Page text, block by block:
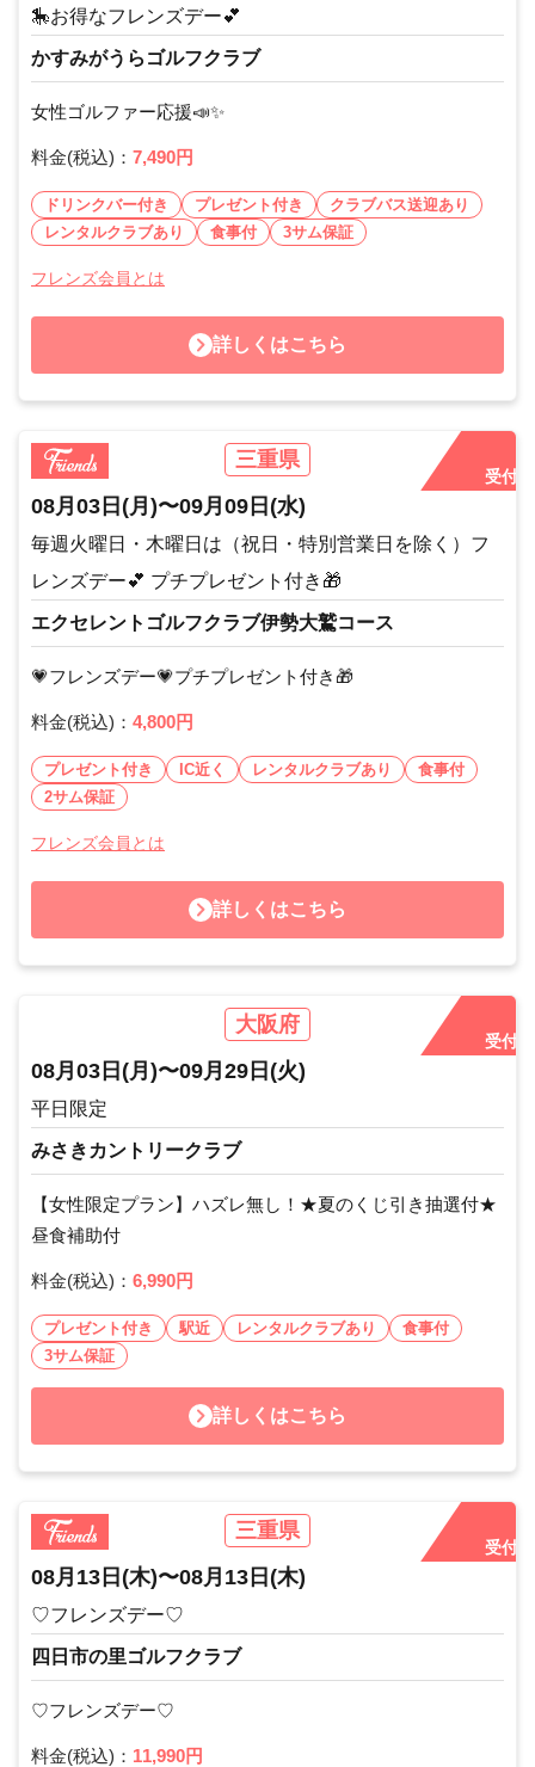
🎠お得なフレンズデー💕
かすみがうらゴルフクラブ
女性ゴルファー応援📣✨
料金(税込)： 7,490円
ドリンクバー付き プレゼント付き
クラブバス送迎あり
レンタルクラブあり
食事付 3サム保証
フレンズ会員とは
詳しくはこちら
三重県
受付中
08月03日 (月)〜09月09日 (水)
毎週火曜日・木曜日は（祝日・特別営業日を除く）フ
レンズデー💕 プチプレゼント付き🎁
エクセレントゴルフクラブ伊勢大鷲コース
💗フレンズデー💗プチプレゼント付き🎁
料金(税込)： 4,800円
プレゼント付き IC近く レンタルクラブあり
食事付
2サム保証
フレンズ会員とは
詳しくはこちら
大阪府
受付中
08月03日 (月)〜09月29日 (火)
平日限定
みさきカントリークラブ
【女性限定プラン】ハズレ無し！★夏のくじ引き抽選付★
昼食補助付
料金(税込)： 6,990円
プレゼント付き 駅近 レンタルクラブあり
食事付
3サム保証
詳しくはこちら
三重県
受付中
08月13日 (木)〜08月13日 (木)
♡フレンズデー♡
四日市の里ゴルフクラブ
♡フレンズデー♡
料金(税込)： 11,990円